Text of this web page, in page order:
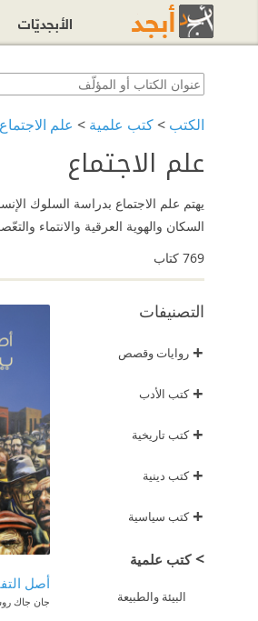
الكتب >كتب علمية > علم الاجتماع
علم الاجتماع
السكان والهوية العرقية والانتماء
769 كتاب
التصنيفات
+ روايات وقصص
+كتب الأدب
+كتب تاريخية
+كتب دينية
+كتب سياسية
>كتب علمية
البيئة والطبيعة
أصل
جان جاك
الأبجديّات